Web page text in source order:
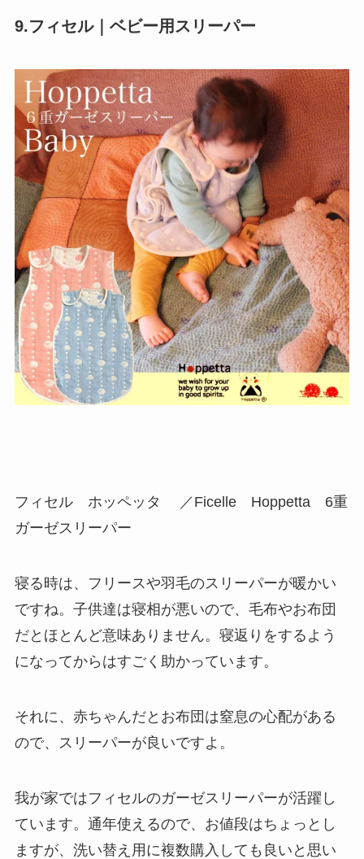
9.フィセル｜ベビー用スリーパー
フィセル ホッペッタ ／Ficelle Hoppetta 6重
ガーゼスリーパー
寝る時は、フリースや羽毛のスリーパーが暖かい
ですね。子供達は寝相が悪いので、毛布やお布団
だとほとんど意味ありません。寝返りをするよう
になってからはすごく助かっています。
それに、赤ちゃんだとお布団は窒息の心配がある
ので、スリーパーが良いですよ。
我が家ではフィセルのガーゼスリーパーが活躍し
ています。通年使えるので、お値段はちょっとし
ますが、洗い替え用に複数購入しても良いと思い